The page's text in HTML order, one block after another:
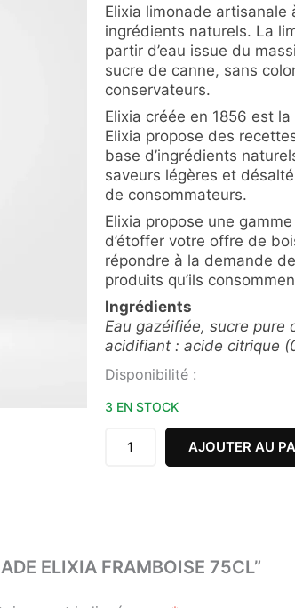
Elixia limonade
ingrédients naturels. La
partir d’eau issue du
sucre de canne, sans
conservateurs.
Elixia créée en 1856 est
Elixia propose des
base d’ingrédients
saveurs légères et
de consommateurs.
Elixia propose une
d’étoffer votre offre de
répondre à la demande
produits qu’ils
Ingrédients
Eau gazéifiée, sucre pure
acidifiant : acide citrique
Disponibilité :
3 EN STOCK
quantité
LIMONADE
FRAMBOISE
AJOUTER AU
ELIXIA FRAMBOISE 75CL”